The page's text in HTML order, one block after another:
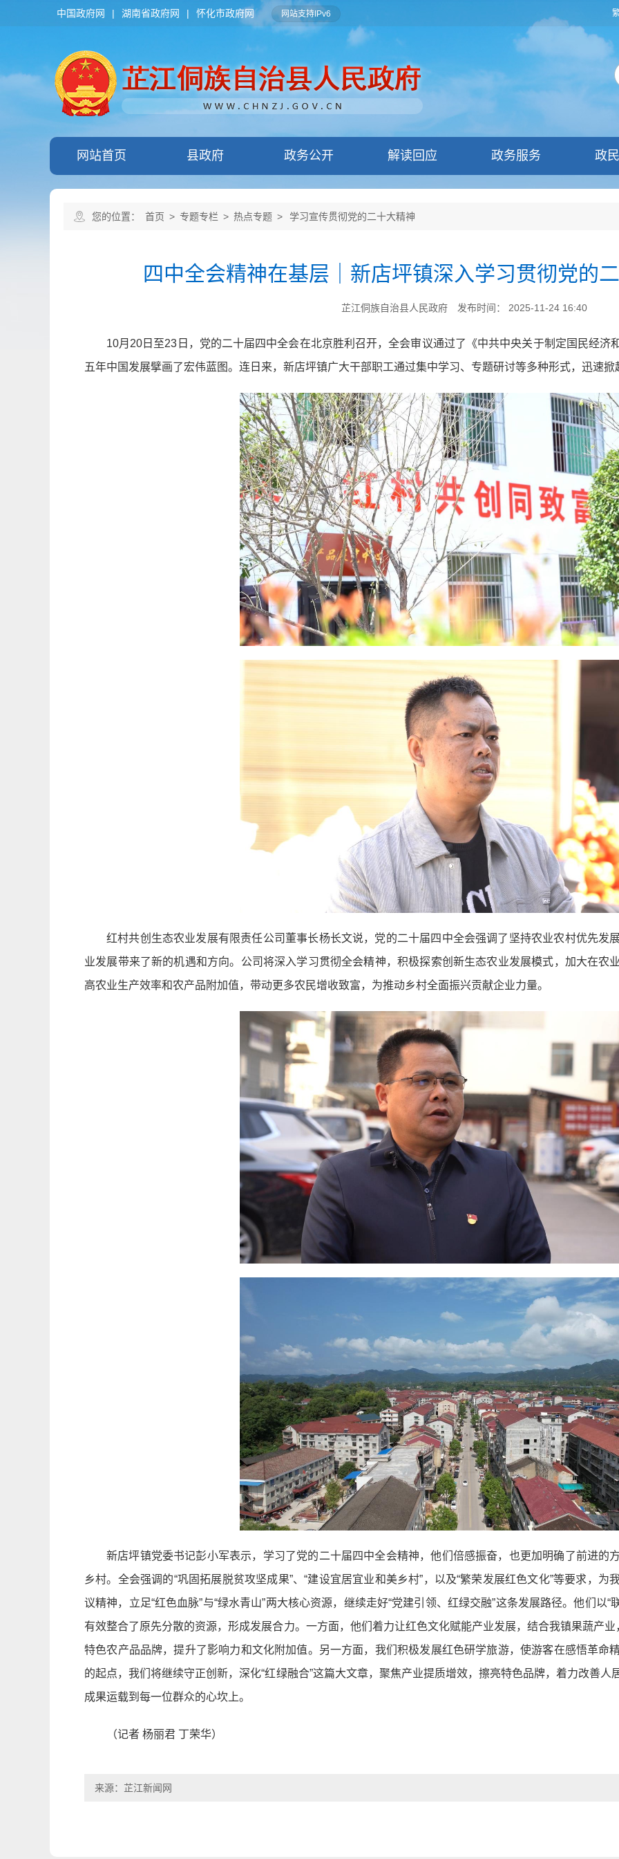
中国政府网 | 湖南省政府网 | 怀化市政府网 网站支持IPv6
网站首页 县政府 政务公开 解读回应 政务服务 政
您的位置： 首页 > 专题专栏 > 热点专题 > 学习宣传贯彻党的二十大精神
四中全会精神在基层｜新店坪镇深入学习贯彻党的
芷江侗族自治县人民政府 发布时间： 2025-11-24 16:40
10月20日至23日，党的二十届四中全会在北京胜利召开，全会审议通过了《中共中央关于制定国民经济
五年中国发展擘画了宏伟蓝图。连日来，新店坪镇广大干部职工通过集中学习、专题研讨等多种形式，迅速
红村共创生态农业发展有限责任公司董事长杨长文说，党的二十届四中全会强调了坚持农业农村优先发
业发展带来了新的机遇和方向。公司将深入学习贯彻全会精神，积极探索创新生态农业发展模式，加大在农
高农业生产效率和农产品附加值，带动更多农民增收致富，为推动乡村全面振兴贡献企业力量。
新店坪镇党委书记彭小军表示，学习了党的二十届四中全会精神，他们倍感振奋，也更加明确了前进的
乡村。全会强调的“巩固拓展脱贫攻坚成果”、“建设宜居宜业和美乡村”，以及“繁荣发展红色文化”等要求，
议精神，立足“红色血脉”与“绿水青山”两大核心资源，继续走好“党建引领、红绿交融”这条发展路径。他们以“
有效整合了原先分散的资源，形成发展合力。一方面，他们着力让红色文化赋能产业发展，结合我镇果蔬产
特色农产品品牌，提升了影响力和文化附加值。另一方面，我们积极发展红色研学旅游，使游客在感悟革命
的起点，我们将继续守正创新，深化“红绿融合”这篇大文章，聚焦产业提质增效，擦亮特色品牌，着力改善
成果运载到每一位群众的心坎上。
（记者 杨丽君 丁荣华）
来源：芷江新闻网